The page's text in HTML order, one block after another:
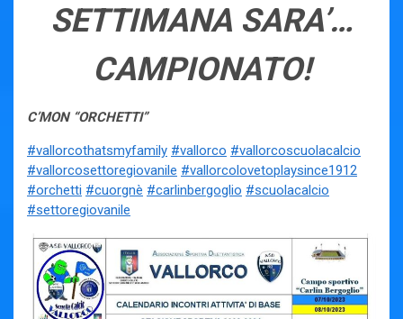
SETTIMANA SARA’…
CAMPIONATO!
C’MON “ORCHETTI”
#vallorcothatsmyfamily #vallorco #vallorcoscuolacalcio
#vallorcosettoregiovanile #vallorcolovetoplaysince1912
#orchetti #cuorgnè #carlinbergoglio #scuolacalcio
#settoregiovanile